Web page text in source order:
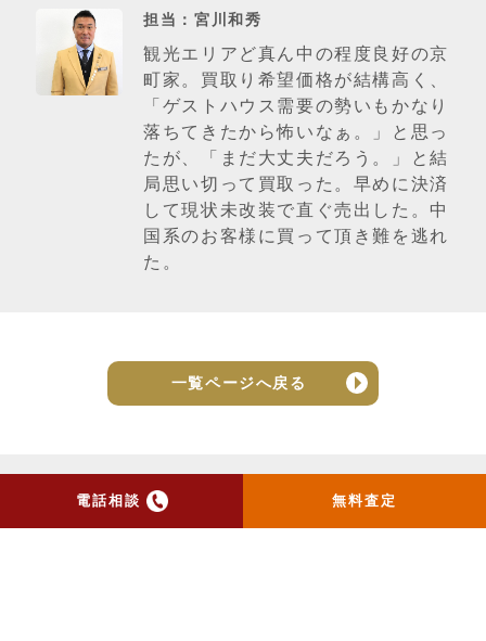
電話相談 無料査定
担当：宮川和秀
観光エリアど真ん中の程度良好の京
町家。買取り希望価格が結構高く、
「ゲストハウス需要の勢いもかなり
落ちてきたから怖いなぁ。」と思っ
たが、「まだ大丈夫だろう。」と結
局思い切って買取った。早めに決済
して現状未改装で直ぐ売出した。中
国系のお客様に買って頂き難を逃れ
た。
一覧ページへ戻る